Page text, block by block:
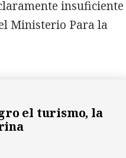
insuficiente
Ministerio Para la
el turismo, la